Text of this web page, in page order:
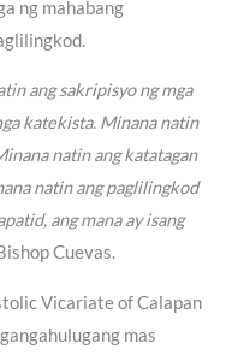
ng mahabang
ang sakripisyo ng mga
katekista. Minana natin
natin ang katatagan
natin ang paglilingkod
ang mana ay isang
Cuevas.
Vicariate of Calapan
mas